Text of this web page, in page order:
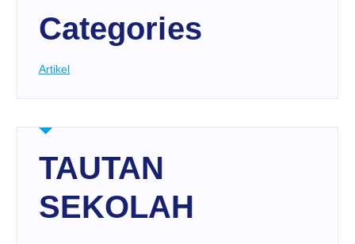
Categories
Artikel
TAUTAN
SEKOLAH